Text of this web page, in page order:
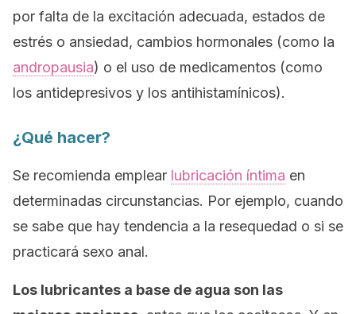
por falta de la excitación adecuada, estados de
estrés o ansiedad, cambios hormonales (como la
andropausia) o el uso de medicamentos (como
los antidepresivos y los antihistamínicos).
¿Qué hacer?
Se recomienda emplear lubricación íntima en
determinadas circunstancias. Por ejemplo, cuando
se sabe que hay tendencia a la resequedad o si se
practicará sexo anal.
Los lubricantes a base de agua son las